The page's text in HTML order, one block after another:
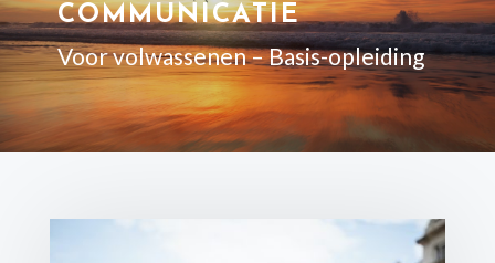
COMMUNICATIE
Voor volwassenen – Basis-opleiding